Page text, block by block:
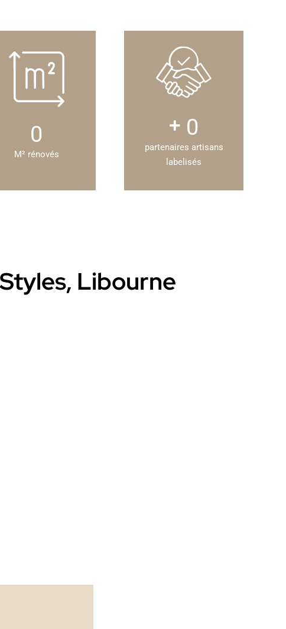
0
M² rénovés
0
partenaires artisans
labelisés
Libourne